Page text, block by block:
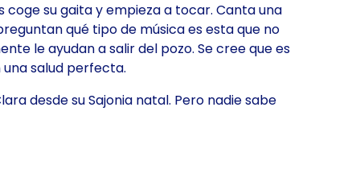
su gaita y empieza a tocar. Canta una
qué tipo de música es esta que no
le ayudan a salir del pozo. Se cree que es
salud perfecta.
desde su Sajonia natal. Pero nadie sabe